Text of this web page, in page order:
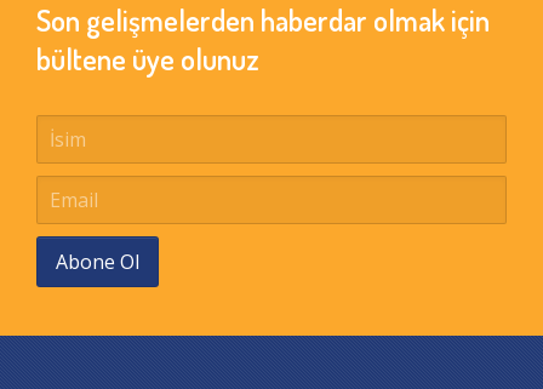
Son gelişmelerden haberdar olmak için
bültene üye olunuz
Abone Ol